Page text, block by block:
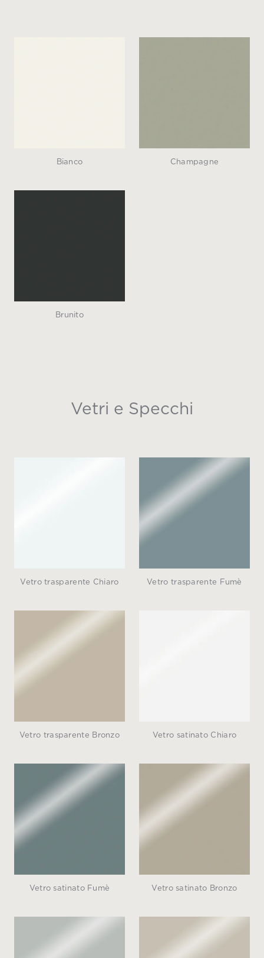
Bianco Champagne
Brunito
Vetri e Specchi
Vetro trasparente Chiaro Vetro trasparente Fumè
Vetro trasparente Bronzo Vetro satinato Chiaro
Vetro satinato Fumè Vetro satinato Bronzo